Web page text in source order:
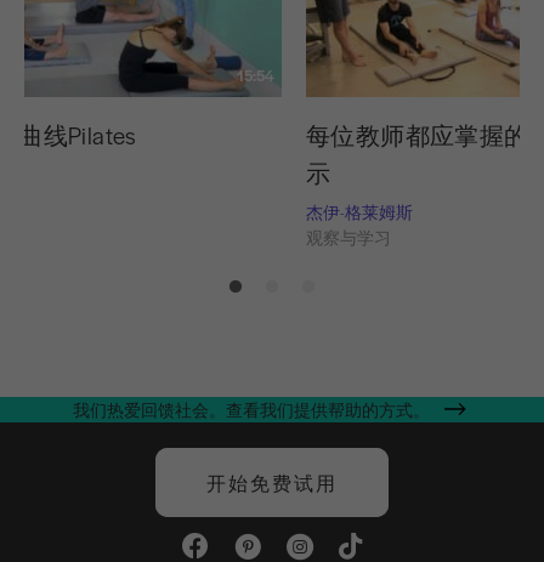
15:54
曲线Pilates
每位教师都应掌握的
示
杰伊-格莱姆斯
观察与学习
我们热爱回馈社会。查看我们提供帮助的方式。
开始免费试用